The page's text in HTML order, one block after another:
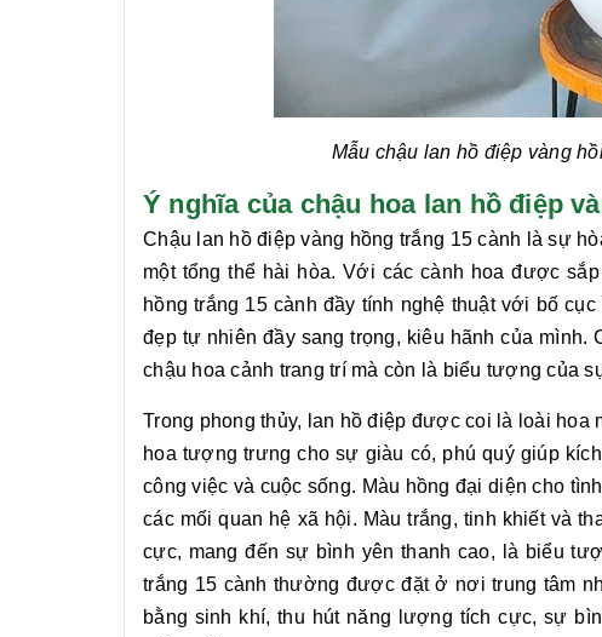
Mẫu chậu lan hồ điệp vàng
Ý nghĩa của chậu hoa lan hồ điệp
Chậu lan hồ điệp vàng hồng trắng 15 cành là sự
một tổng thể hài hòa. Với các cành hoa được
hồng trắng 15 cành đầy tính nghệ thuật với bố
đẹp tự nhiên đầy sang trọng, kiêu hãnh của mình.
chậu hoa cảnh trang trí mà còn là biểu tượng của
Trong phong thủy, lan hồ điệp được coi là loài hoa
hoa tượng trưng cho sự giàu có, phú quý giúp
công việc và cuộc sống. Màu hồng đại diện cho
các mối quan hệ xã hội. Màu trắng, tinh khiết và
cực, mang đến sự bình yên thanh cao, là biểu
trắng 15 cành thường được đặt ở nơi trung tâm
bằng sinh khí, thu hút năng lượng tích cực, sự